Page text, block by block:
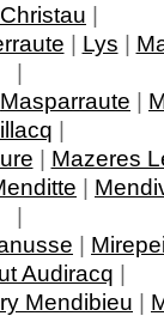
|
| Lys |
|
Masparraute |
|
| Mazeres
|
|
|
Audiracq |
Mendibieu |